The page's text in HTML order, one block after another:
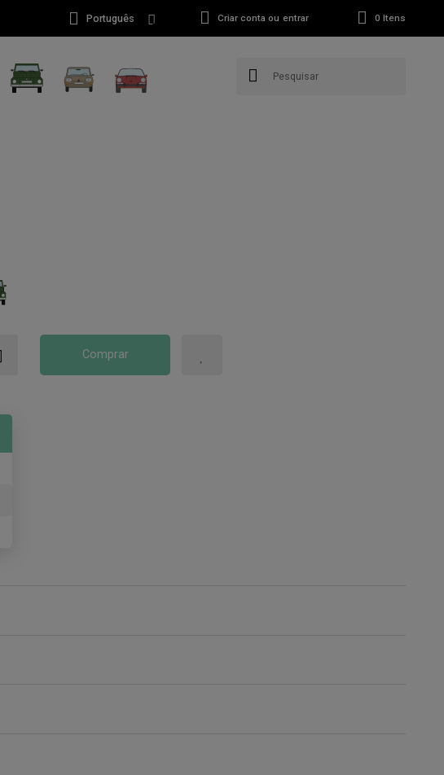
Português Criar conta ou entrar 0 Itens
Comprar